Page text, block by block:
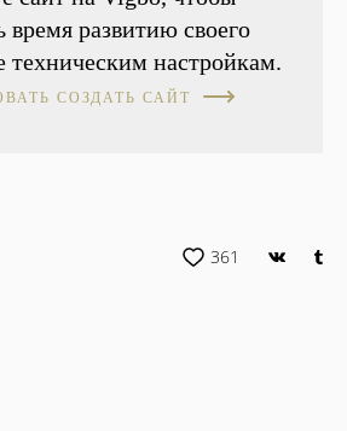
время развитию своего
техническим настройкам.
СОЗДАТЬ САЙТ
361